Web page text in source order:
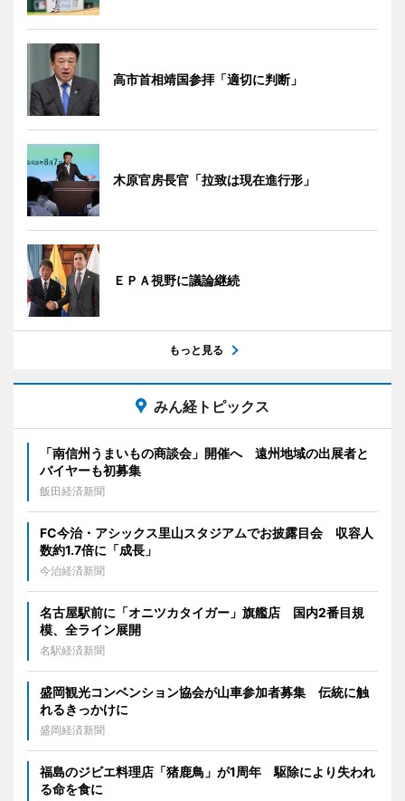
高市首相靖国参拝「適切に判断」
木原官房長官「拉致は現在進行形」
ＥＰＡ視野に議論継続
もっと見る
みん経トピックス
「南信州うまいもの商談会」開催へ 遠州地域の出展者と
バイヤーも初募集
飯田経済新聞
FC今治・アシックス里山スタジアムでお披露目会 収容人
数約1.7倍に「成長」
今治経済新聞
名古屋駅前に「オニツカタイガー」旗艦店 国内2番目規
模、全ライン展開
名駅経済新聞
盛岡観光コンベンション協会が山車参加者募集 伝統に触
れるきっかけに
盛岡経済新聞
福島のジビエ料理店「猪鹿鳥」が1周年 駆除により失われ
る命を食に